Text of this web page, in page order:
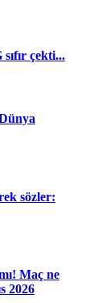
çekti...
sözler:
Maç ne
2026